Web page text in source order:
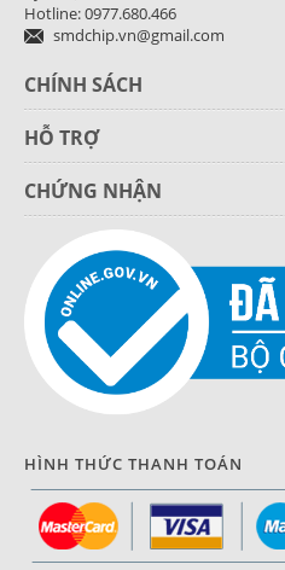
Hotline: 0977.680.466
smdchip.vn@gmail.com
CHÍNH SÁCH
HỖ TRỢ
CHỨNG NHẬN
HÌNH THỨC THANH TOÁN